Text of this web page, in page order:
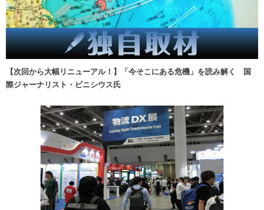
【次回から大幅リニューアル！】「今そこにある危機」を読み解く 国
際ジャーナリスト・ビニシウス氏